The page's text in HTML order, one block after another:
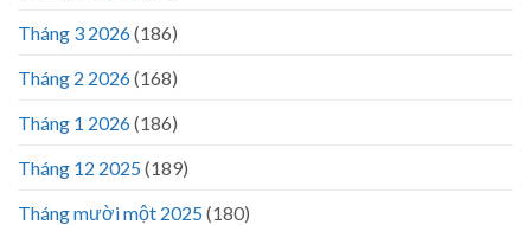
Tháng 3 2026(186)
Tháng 2 2026(168)
Tháng 1 2026(186)
Tháng 12 2025(189)
Tháng mười một 2025(180)